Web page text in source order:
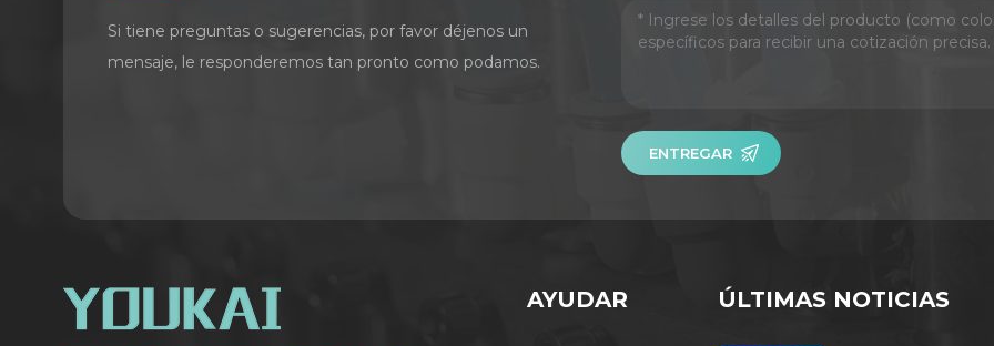
Si tiene preguntas o sugerencias, por favor déjenos un
mensaje, le responderemos tan pronto como podamos.
ENTREGAR
AYUDAR ÚLTIMAS NOTICIAS